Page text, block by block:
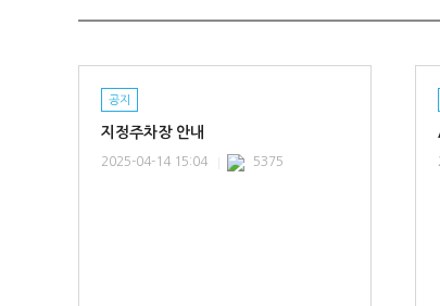
공지
지정주차장 안내
2025-04-14 15:04 5375